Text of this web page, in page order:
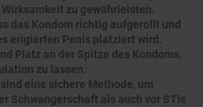
zu gewährleisten.
das Kondom richtig aufgerollt und
erigierten Penis platziert wird.
Platz an der Spitze des Kondoms,
zu lassen.
eine sichere Methode, um
Schwangerschaft als auch vor STIs